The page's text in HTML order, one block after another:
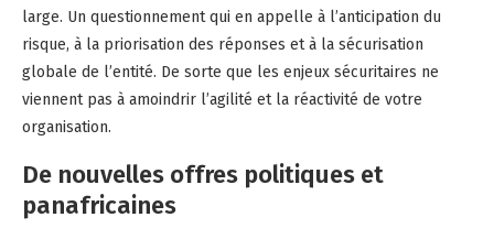
large. Un questionnement qui en appelle à l’anticipation du
risque, à la priorisation des réponses et à la sécurisation
globale de l’entité. De sorte que les enjeux sécuritaires ne
viennent pas à amoindrir l’agilité et la réactivité de votre
organisation.
De nouvelles offres politiques et
panafricaines